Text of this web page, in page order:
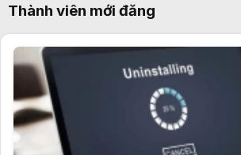
Thành viên mới đăng